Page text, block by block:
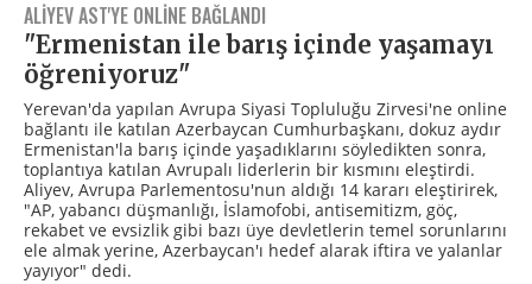
ALIYEV AST'YE ONLINE BAĞLANDI
"Ermenistan ile barış içinde yaşamayı
öğreniyoruz"
Yerevan'da yapılan Avrupa Siyasi Topluluğu Zirvesi'ne online
bağlantı ile katılan Azerbaycan Cumhurbaşkanı, dokuz aydır
Ermenistan'la barış içinde yaşadıklarını söyledikten sonra,
toplantıya katılan Avrupalı liderlerin bir kısmını eleştirdi.
Aliyev, Avrupa Parlementosu'nun aldığı 14 kararı eleştirirek,
"AP, yabancı düşmanlığı, İslamofobi, antisemitizm, göç,
rekabet ve evsizlik gibi bazı üye devletlerin temel sorunlarını
ele almak yerine, Azerbaycan'ı hedef alarak iftira ve yalanlar
yayıyor" dedi.